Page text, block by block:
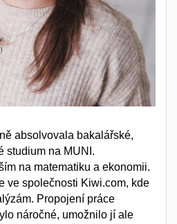
absolvovala bakalářské,
studium na MUNI.
na matematiku a ekonomii.
ve společnosti Kiwi.com, kde
Propojení práce
náročné, umožnilo jí ale